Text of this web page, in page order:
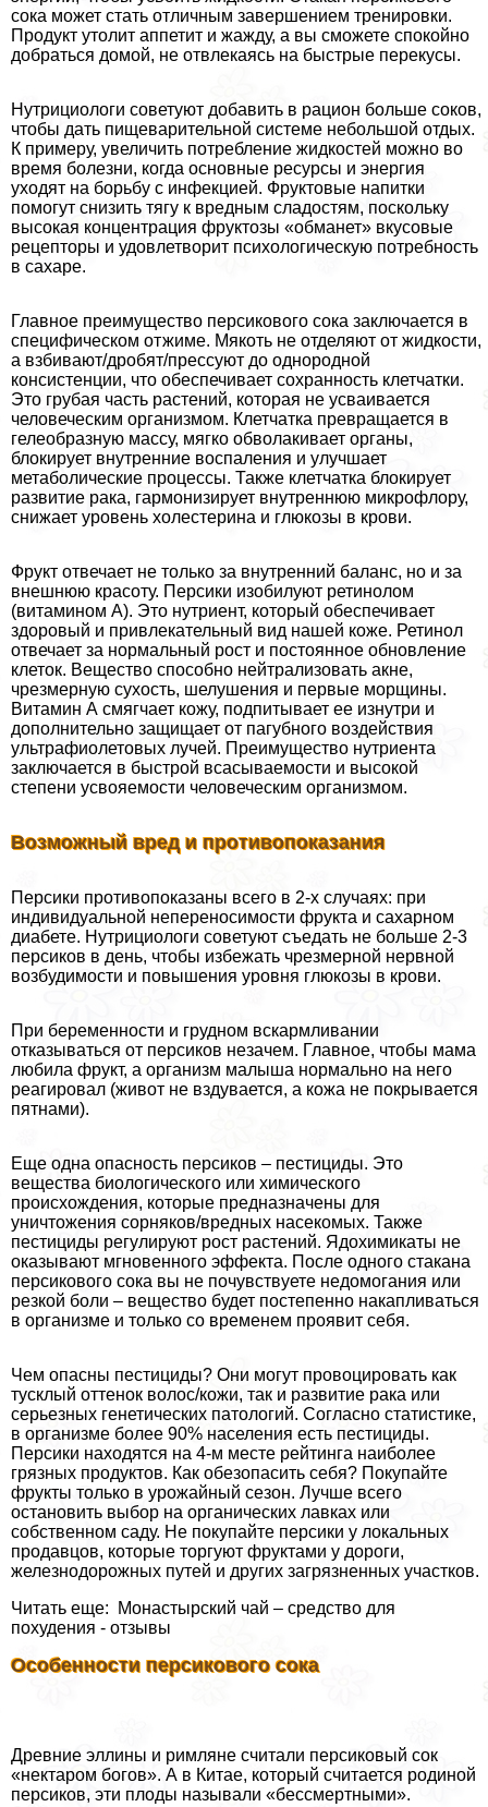
сока может стать отличным завершением тренировки.
Продукт утолит аппетит и жажду, а вы сможете спокойно
добраться домой, не отвлекаясь на быстрые перекусы.
Нутрициологи советуют добавить в рацион больше соков,
чтобы дать пищеварительной системе небольшой отдых.
К примеру, увеличить потрeбление жидкостей можно во
время болезни, когда основные ресурсы и энергия
уходят на борьбу с инфекцией. Фруктовые напитки
помогут снизить тягу к вредным сладостям, поскольку
высокая концентрация фруктозы «обманет» вкусовые
рецепторы и удовлетворит психологическую потребность
в сахаре.
Главное преимущество персикового сока заключается в
специфическом отжиме. Мякоть не отделяют от жидкости,
а взбивают/дробят/прессуют до однородной
консистенции, что обеспечивает сохранность клетчатки.
Это грубая часть растений, которая не усваивается
человеческим организмом. Клетчатка превращается в
гелеобразную массу, мягко обволакивает органы,
блокирует внутренние воспаления и улучшает
метаболические процессы. Также клетчатка блокирует
развитие paка, гармонизирует внутреннюю микрофлору,
снижает уровень холестерина и глюкозы в крови.
Фрукт отвечает не только за внутренний баланс, но и за
внешнюю красоту. Персики изобилуют ретинолом
(витамином А). Это нутриент, который обеспечивает
здоровый и привлекательный вид нашей коже. Ретинол
отвечает за нормальный рост и постоянное обновление
клеток. Вещество способно нейтрализовать акне,
чрезмерную сухость, шелушения и первые морщины.
Витамин А смягчает кожу, подпитывает ее изнутри и
дополнительно защищает от пагубного воздействия
ультрафиолетовых лучей. Преимущество нутриента
заключается в быстрой всасываемости и высокой
степени усвояемости человеческим организмом.
Возможный вред и противопоказания
Персики противопоказаны всего в 2-х случаях: при
индивидуальной непереносимости фрукта и сахарном
диабете. Нутрициологи советуют съедать не больше 2-3
персиков в день, чтобы избежать чрезмерной нервной
возбудимости и повышения уровня глюкозы в крови.
При беременности и грудном вскармливании
отказываться от персиков незачем. Главное, чтобы мама
любила фрукт, а организм малыша нормально на него
реагировал (живот не вздувается, а кожа не покрывается
пятнами).
Еще одна опасность персиков – пестициды. Это
вещества биологического или химического
происхождения, которые предназначены для
уничтожения сорняков/вредных насекомых. Также
пестициды регулируют рост растений. Ядохимикаты не
оказывают мгновенного эффекта. После одного стакана
персикового сока вы не почувствуете недомогания или
резкой боли – вещество будет постепенно накапливаться
в организме и только со временем проявит себя.
Чем опасны пестициды? Они могут провоцировать как
тусклый оттенок волос/кожи, так и развитие paка или
серьезных генетических патологий. Согласно статистике,
в организме более 90% населения есть пестициды.
Персики находятся на 4-м месте рейтинга наиболее
грязных продуктов. Как обезопасить себя? Покупайте
фрукты только в урожайный сезон. Лучше всего
остановить выбор на органических лавках или
собственном саду. Не покупайте персики у локальных
продавцов, которые торгуют фруктами у дороги,
железнодорожных путей и других загрязненных участков.
Читать еще: Монастырский чай – средство для
похудения - отзывы
Особенности персикового сока
Древние эллины и римляне считали персиковый сок
«нектаром богов». А в Китае, который считается родиной
персиков, эти плоды называли «бесcмepтными».